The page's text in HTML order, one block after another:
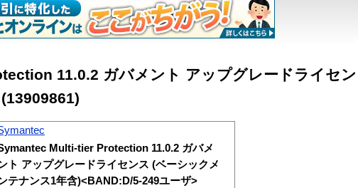
11.0.2 ガバメント アップグレードライセン
(13909861)
Multi-tier Protection 11.0.2 ガバメ
ト アップグレードライセンス (ベーシックメ
テナンス1年含)<BAND:D/5-249ユーザ>